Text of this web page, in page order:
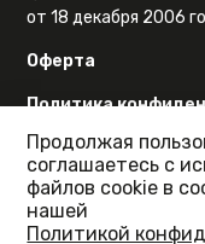
от 18 декабря 2006
Оферта
Политика
Карта сайта
Продолжая
соглашаетесь с
файлов cookie в
нашей
Политикой